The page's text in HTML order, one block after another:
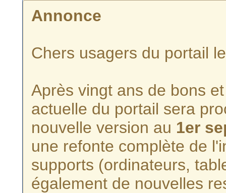
Annonce
Chers usagers du portail
Après vingt ans de bons
actuelle du portail sera
nouvelle version au 1er
une refonte complète de
supports (ordinateurs,
également de nouvelles